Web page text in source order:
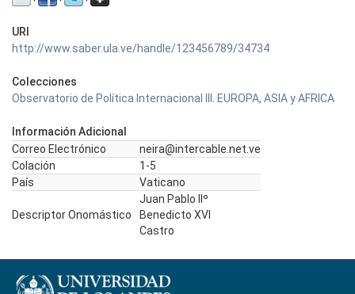
URI
http://www.saber.ula.ve/handle/123456789/34734
Colecciones
Observatorio de Política Internacional III. EUROPA, ASIA y AFRICA
Información Adicional
Correo Electrónico
neira@intercable.net.ve
Colación
1-5
País
Vaticano
Descriptor Onomástico
Juan Pablo IIº
Benedicto XVI
Castro